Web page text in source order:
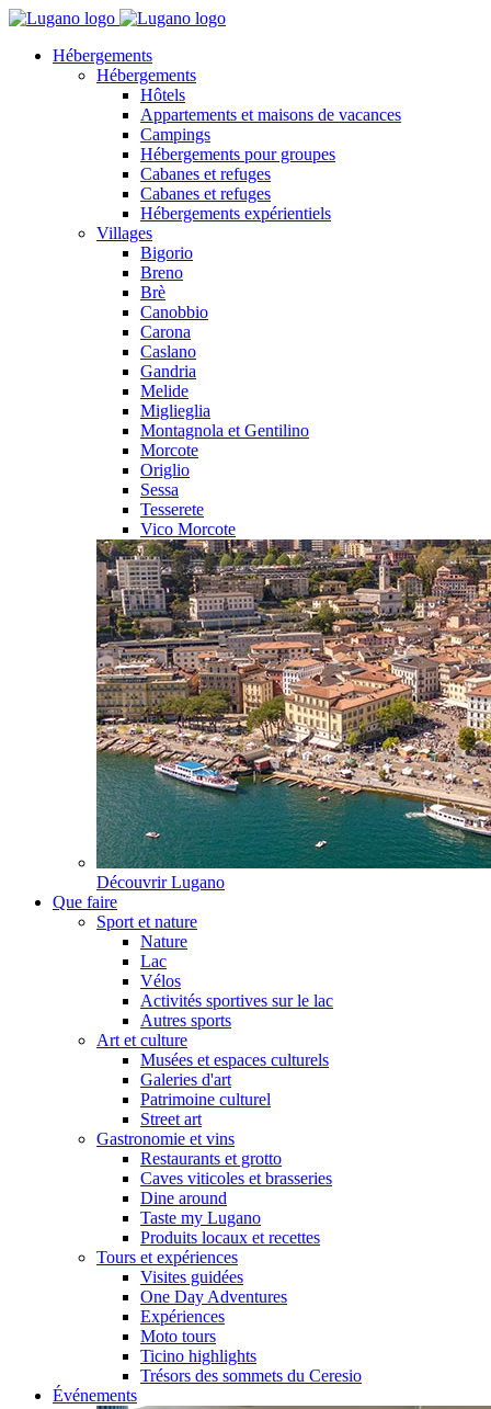
Hébergements
Hébergements
Hôtels
Appartements et maisons de vacances
Campings
Hébergements pour groupes
Cabanes et refuges
Cabanes et refuges
Hébergements expérientiels
Villages
Bigorio
Breno
Brè
Canobbio
Carona
Caslano
Gandria
Melide
Miglieglia
Montagnola et Gentilino
Morcote
Origlio
Sessa
Tesserete
Vico Morcote
Découvrir Lugano
Que faire
Sport et nature
Nature
Lac
Vélos
Activités sportives sur le lac
Autres sports
Art et culture
Musées et espaces culturels
Galeries d'art
Patrimoine culturel
Street art
Gastronomie et vins
Restaurants et grotto
Caves viticoles et brasseries
Dine around
Taste my Lugano
Produits locaux et recettes
Tours et expériences
Visites guidées
One Day Adventures
Expériences
Moto tours
Ticino highlights
Trésors des sommets du Ceresio
Événements